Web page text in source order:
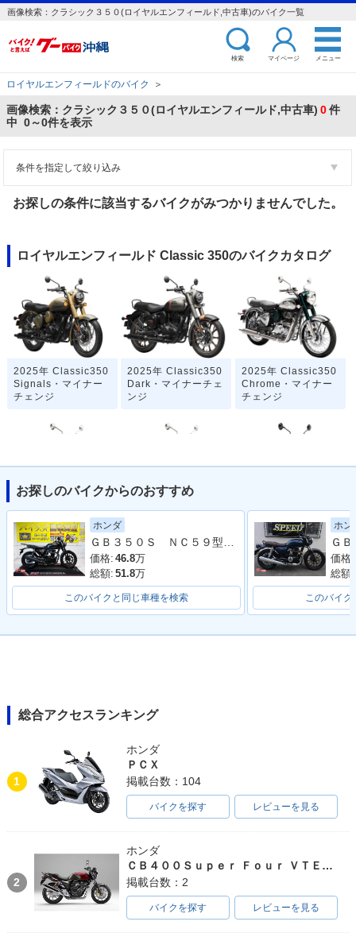
画像検索：クラシック３５０(ロイヤルエンフィールド,中古車)のバイク一覧
検索 マイページ メニュー
ロイヤルエンフィールドのバイク ＞
画像検索：クラシック３５０(ロイヤルエンフィールド,中古車) 0件
中 0～0件を表示
条件を指定して絞り込み
お探しの条件に該当するバイクがみつかりませんでした。
ロイヤルエンフィールド Classic 350のバイクカタログ
2025年 Classic350
Signals・マイナー
チェンジ
2025年 Classic350
Dark・マイナーチェ
ンジ
2025年 Classic350
Chrome・マイナー
チェンジ
2025年 Classic 35
0 Heritage Premiu
m・マイナーチェン
ジ
ーチェンジ
2022年 Classic350
Signals・新登場
2022年 Classic350
2014年 Classic 35
2013年 Classic 35
お探しのバイクからのおすすめ
ホンダ
ＧＢ３５０Ｓ ＮＣ５９型 ２０２１年モデル リアキャリア グリップヒーター タコメーター
価格: 46.8万
総額: 51.8万
このバイクと同じ車種を検索
ホン
価格:
総額:
このバイク
総合アクセスランキング
1
ホンダ
ＰＣＸ
掲載台数：104
バイクを探す レビューを見る
2
ホンダ
ＣＢ４００Ｓｕｐｅｒ Ｆｏｕｒ ＶＴＥＣ ＳＰＥＣ３
掲載台数：2
バイクを探す レビューを見る